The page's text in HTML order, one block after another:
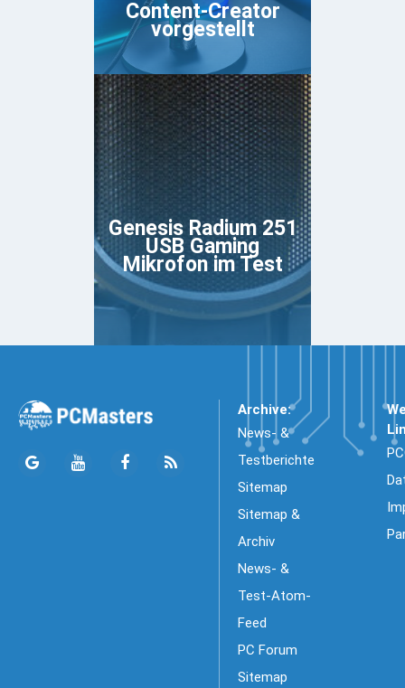
Content-Creator
vorgestellt
Genesis Radium 251
USB Gaming
Mikrofon im Test
Archive:
News- &
Testberichte
Sitemap
Sitemap &
Archiv
News- &
Test-Atom-
Feed
PC Forum
Sitemap